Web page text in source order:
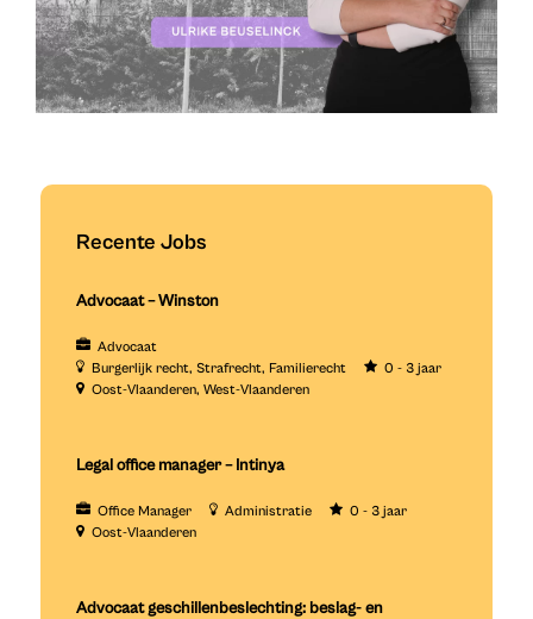
Recente Jobs
Advocaat – Winston
Advocaat
Burgerlijk recht Strafrecht Familierecht
0 - 3 jaar
Oost-Vlaanderen West-Vlaanderen
Legal office manager – Intinya
Office Manager Administratie
0 - 3 jaar
Oost-Vlaanderen
Advocaat geschillenbeslechting: beslag- en